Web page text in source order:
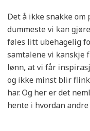
Det å ikke snakke om
dummeste vi kan
føles litt ubehagelig
samtalene vi kanskje
lønn, at vi får
og ikke minst blir
har. Og her er det
hente i hvordan